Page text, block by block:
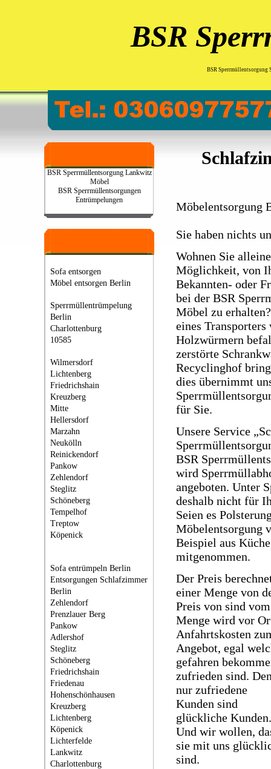
BSR
BSR Sperrmüllentsorgung
BSR Sperrmüllentsorgung Lankwitz
Möbel
BSR Sperrmüllentsorgungen
Entrümpelungen
Sofa entsorgen
Möbel entsorgen Berlin
Sperrmüllentrümpelung
Berlin
Charlottenburg
10585
Wilmersdorf
Lichtenberg
Friedrichshain
Kreuzberg
Mitte
Hellersdorf
Marzahn
Neukölln
Reinickendorf
Pankow
Zehlendorf
Steglitz
Schöneberg
Tempelhof
Treptow
Köpenick
Sofa entrümpeln Berlin
Entsorgungen Schlafzimmer
Berlin
Zehlendorf
Prenzlauer Berg
Pankow
Adlershof
Steglitz
Schöneberg
Friedrichshain
Friedenau
Hohenschönhausen
Kreuzberg
Lichtenberg
Köpenick
Lichterfelde
Lankwitz
Charlottenburg
Möbelentsorgung
Sie haben nichts
Wohnen Sie
Möglichkeit, von
Bekannten- oder
bei der BSR
Möbel zu
eines
Holzwürmern
zerstörte
Recyclinghof
dies übernimmt
für Sie.
Unsere Service
BSR
wird
angeboten. Unter
deshalb nicht für
Seien es
Möbelentsorgung
Beispiel aus
mitgenommen.
Der Preis
einer Menge von
Preis von sind
Menge wird vor
Anfahrtskosten
Angebot, egal
gefahren
zufrieden sind.
nur zufriedene
Kunden sind
glückliche Kunden.
Und wir wollen,
sie mit uns
sind.